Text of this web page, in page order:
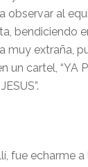
observar al
bendiciendo
muy extraña,
un cartel, “YA
fue echarme